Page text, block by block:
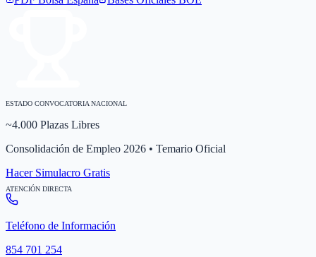
ESTADO CONVOCATORIA NACIONAL
~4.000 Plazas Libres
Consolidación de Empleo 2026 • Temario Oficial
Hacer Simulacro Gratis
ATENCIÓN DIRECTA
Teléfono de Información
854 701 254